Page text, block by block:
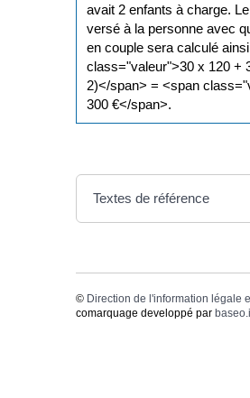
avait 2 enfants à charge.
versé à la personne avec
en couple sera calculé
class="valeur">30 x 120 +
2)</span> = <span
300 €</span>.
Textes de référence
© Direction de l'information légale
comarquage developpé par